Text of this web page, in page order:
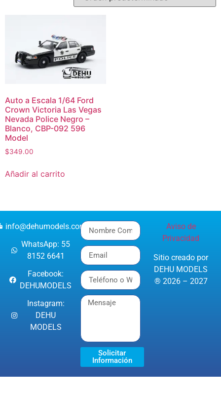
Auto a Escala 1/64 Ford
Crown Victoria Las Vegas
Nevada Police Negro –
Blanco, CBP-092 596
Model
$349.00
Añadir al carrito
info@dehumodels.com
WhatsApp: 55
8152 6641
Facebook:
DEHUMODELS
Instagram:
DEHU
MODELS
Solicitar
Información
Aviso de
Privacidad
Sitio creado por
DEHU MODELS
® 2026 – 2027